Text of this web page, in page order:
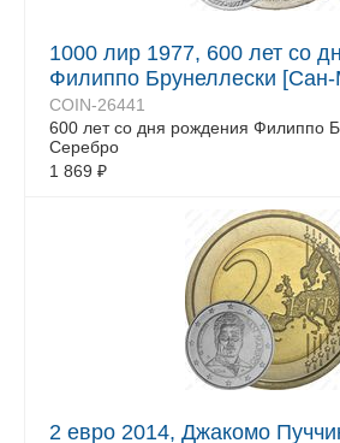
1000 лир 1977, 600 лет со
Филиппо Брунеллески
COIN-26441
600 лет со дня рождения Филиппо
Серебро
1 869 ₽
2 евро 2014, Джакомо